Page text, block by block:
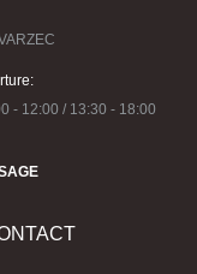
- 12:00 / 13:30 - 18:00